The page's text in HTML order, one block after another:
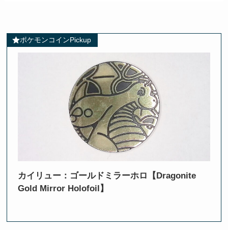
ポケモンコインPickup
カイリュー：ゴールドミラーホロ【Dragonite
Gold Mirror Holofoil】